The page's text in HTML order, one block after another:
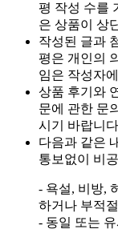
평 작성 수를
은 상품이 상
작성된 글과
평은 개인의
임은 작성자
상품 후기와
문에 관한 문
시기 바랍니
다음과 같은
통보없이 비
- 욕설, 비방,
하거나 부적
- 동일 또는